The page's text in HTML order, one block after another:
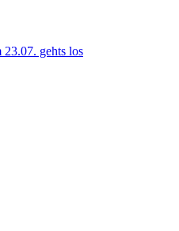
23.07. gehts los